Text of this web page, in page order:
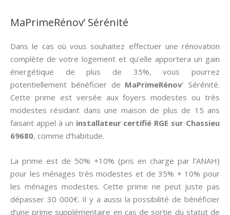
MaPrimeRénov’ Sérénité
Dans le cas où vous souhaitez effectuer une rénovation
complète de votre logement et qu’elle apportera un gain
énergétique de plus de 35%, vous pourrez
potentiellement bénéficier de MaPrimeRénov’ Sérénité.
Cette prime est versée aux foyers modestes ou très
modestes résidant dans une maison de plus de 15 ans
faisant appel à un installateur certifié RGE sur Chassieu
69680, comme d’habitude.
La prime est de 50% +10% (pris en charge par l’ANAH)
pour les ménages très modestes et de 35% + 10% pour
les ménages modestes. Cette prime ne peut juste pas
dépasser 30 000€. Il y a aussi la possibilité de bénéficier
d’une prime supplémentaire en cas de sortie du statut de